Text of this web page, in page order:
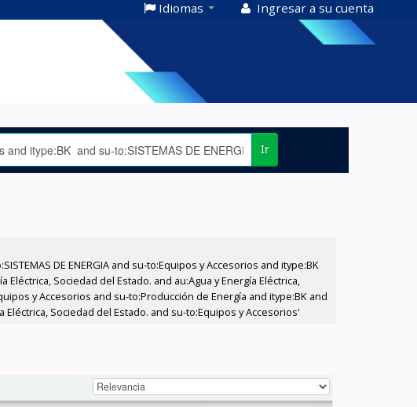
Idiomas Ingresar a su cuenta
Ir
DE ENERGIA and su-to:Equipos y Accesorios and itype:BK
Sociedad del Estado. and au:Agua y Energía Eléctrica,
y Accesorios and su-to:Producción de Energía and itype:BK and
Sociedad del Estado. and su-to:Equipos y Accesorios'